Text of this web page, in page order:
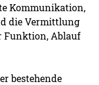
Kommunikation,
die Vermittlung
Funktion, Ablauf
bestehende